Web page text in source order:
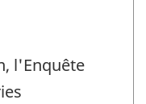
l'Enquête